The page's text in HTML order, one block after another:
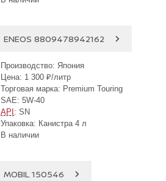
ENEOS 8809478942162
Производство: Япония
Цена: 1 300 ₽/литр
Торговая марка: Premium Touring
SAE: 5W-40
API : SN
Упаковка: Канистра 4 л
В наличии
MOBIL 150546